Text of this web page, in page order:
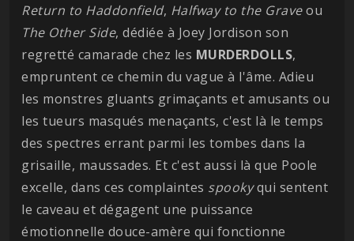
Return to Haddonfield, Halfway to the Graveou
The Other Side, dédiée à Joey Jordison son
regretté camarade chez les MURDERDOLLS,
empruntent ce chemin du vague à l'âme. Adieu
les monstres gluants grimaçants et amusants ou
les tueurs masqués menaçants, c'est là le temps
des spectres errant parmi les tombes dans la
grisaille, maussades. Et c'est aussi là que Poole
excelle, dans ces complaintes spookyqui sentent
le caveau et dégagent une puissance
émotionnelle douce-amère qui fonctionne